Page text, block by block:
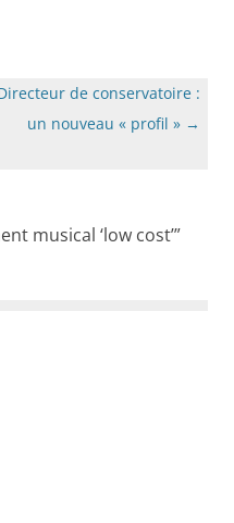
de conservatoire :
un nouveau « profil » →
musical ‘low cost’”